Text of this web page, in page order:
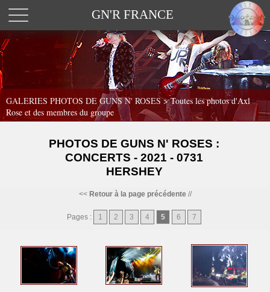
GN'R FRANCE
GALERIES PHOTOS DE GUNS N' ROSES >Toutes les photos d'Axl
Rose et des membres du groupe
PHOTOS DE GUNS N' ROSES :
CONCERTS - 2021 - 0731
HERSHEY
<< Retour à la page précédente//
Pages : 1 2 3 4 5 6 7